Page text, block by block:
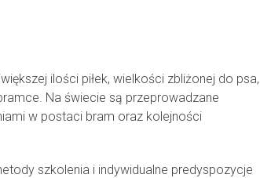
ilości piłek, wielkości zbliżonej do psa,
Na świecie są przeprowadzane
w postaci bram oraz kolejności
szkolenia i indywidualne predyspozycje